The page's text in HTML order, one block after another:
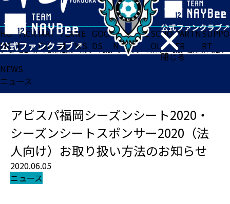
閉じる
HO
ME
TICK
ET
MAT
CH
TEA
M
NE
WS
GOO
DS
FA
N
ACADE
MY
SCHO
OL
PARTN
ER
SUPPO
RT
ホーム>ニュース>アビスパ福岡シーズンシート2020・シーズンシートスポンサー2020（法人向け）お取り扱い方法のお知らせ
NEWS
ニュース
アビスパ福岡シーズンシート2020・
シーズンシートスポンサー2020（法
人向け）お取り扱い方法のお知らせ
2020.06.05
ニュース